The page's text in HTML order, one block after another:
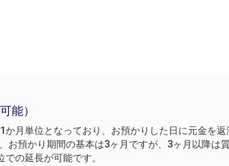
能）
月単位となっており、お預かりした日に元金を
お預かり期間の基本は3ヶ月ですが、3ヶ月以降は
の延長が可能です。